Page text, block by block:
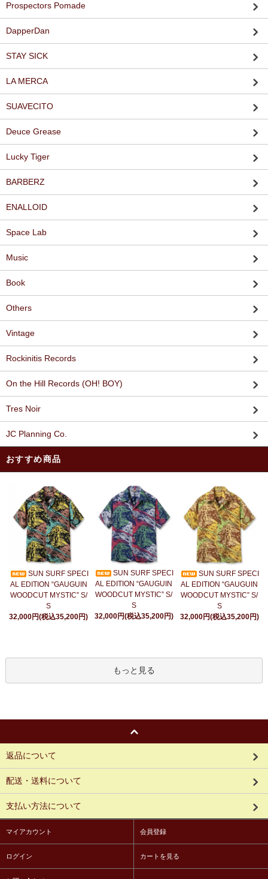
Prospectors Pomade
DapperDan
STAY SICK
LA MERCA
SUAVECITO
Deuce Grease
Lucky Tiger
BARBERZ
ENALLOID
Space Lab
Music
Book
Others
Vintage
Rockinitis Records
On the Hill Records (OH! BOY)
Tres Noir
JC Planning Co.
おすすめ商品
SUN SURF SPECI
AL EDITION “GAUGUIN
WOODCUT MYSTIC” S/
S
32,000円(税込35,200円)
SUN SURF SPECI
AL EDITION “GAUGUIN
WOODCUT MYSTIC” S/
S
32,000円(税込35,200円)
SUN SURF SPECI
AL EDITION “GAUGUIN
WOODCUT MYSTIC” S/
S
32,000円(税込35,200円)
もっと見る
返品について
配送・送料について
支払い方法について
マイアカウント 会員登録
ログイン カートを見る